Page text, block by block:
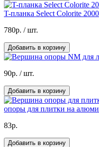
T-планка Select Colorite
780р. / шт.
Добавить в корзину
90р. / шт.
Добавить в корзину
опоры для плитки на
83р.
Добавить в корзину